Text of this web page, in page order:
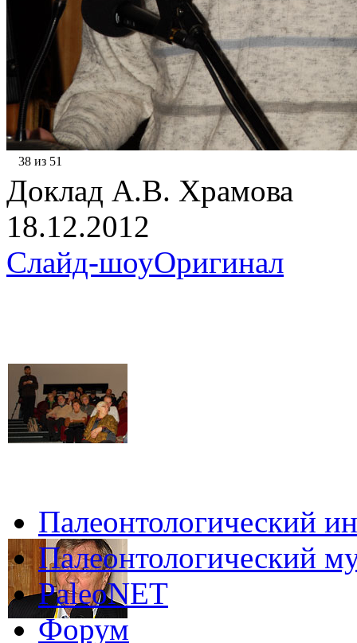
38 из 51
Доклад А.В. Храмова
18.12.2012
Слайд-шоуОригинал
Палеонтологический
Палеонтологический
PaleoNET
Форум